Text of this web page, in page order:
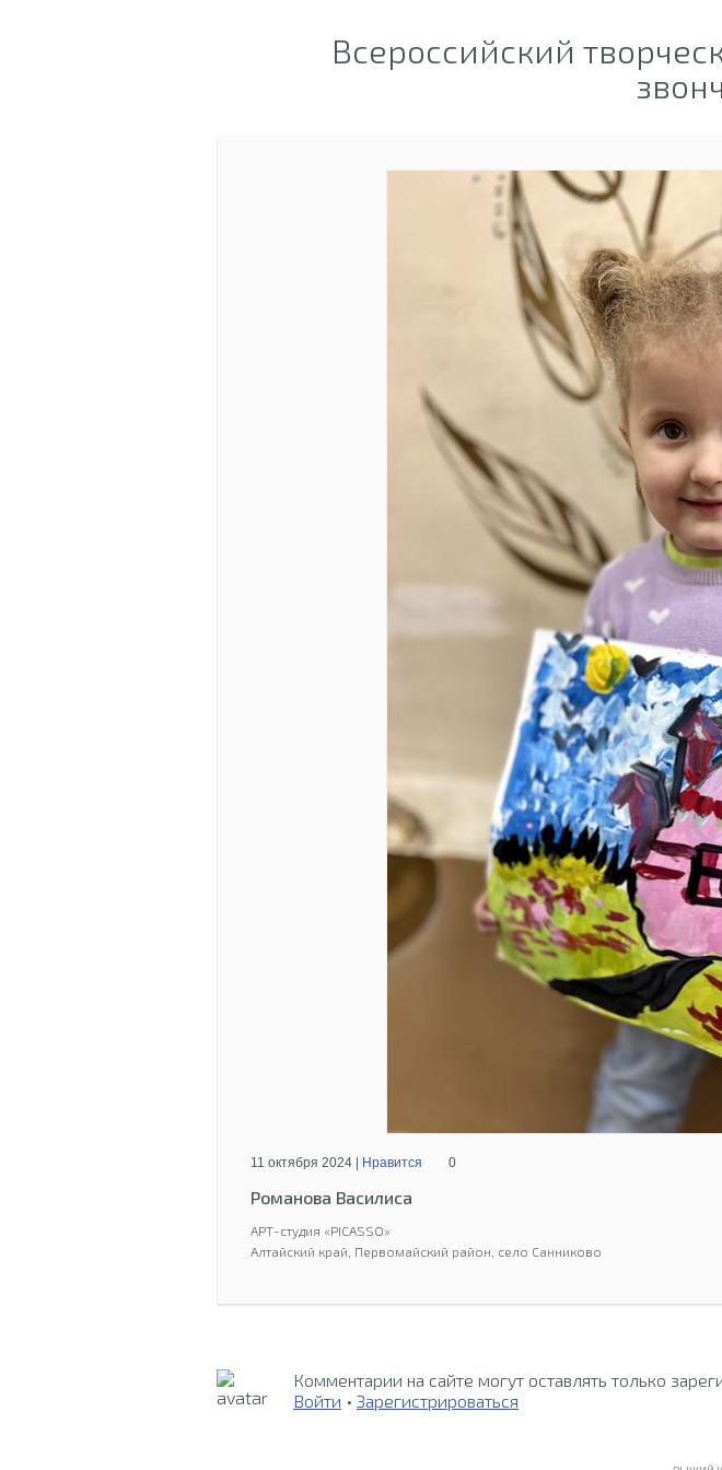
Всероссийский
11 октября 2024 | Нравится 0
Романова Василиса
АРТ-студия «PICASSO»
Алтайский край, Первомайский район, село Санниково
Комментарии на сайте могут оставлять только
Войти • Зарегистрироваться